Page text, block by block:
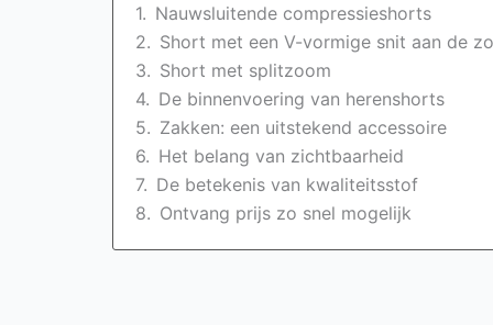
Nauwsluitende compressieshorts
Short met een V-vormige snit aan de
Short met splitzoom
De binnenvoering van herenshorts
Zakken: een uitstekend accessoire
Het belang van zichtbaarheid
De betekenis van kwaliteitsstof
Ontvang prijs zo snel mogelijk